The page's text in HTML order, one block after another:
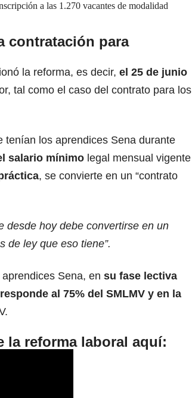
a las 1.270 vacantes de modalidad
contratación para
la reforma, es decir, el 25 de junio
tal como el caso del contrato para los
tenían los aprendices Sena durante
salario mínimo legal mensual vigente
, se convierte en un “contrato
desde hoy debe convertirse en un
de ley que eso tiene”.
Sena, en su fase lectiva
al 75% del SMLMV y en la
la reforma laboral aquí: